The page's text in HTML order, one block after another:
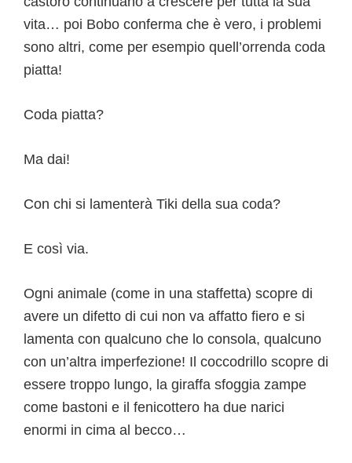
vita… poi Bobo conferma che è vero, i problemi
sono altri, come per esempio quell’orrenda coda
piatta!
Coda piatta?
Ma dai!
Con chi si lamenterà Tiki della sua coda?
E così via.
Ogni animale (come in una staffetta) scopre di
avere un difetto di cui non va affatto fiero e si
lamenta con qualcuno che lo consola, qualcuno
con un’altra imperfezione! Il coccodrillo scopre di
essere troppo lungo, la giraffa sfoggia zampe
come bastoni e il fenicottero ha due narici
enormi in cima al becco…